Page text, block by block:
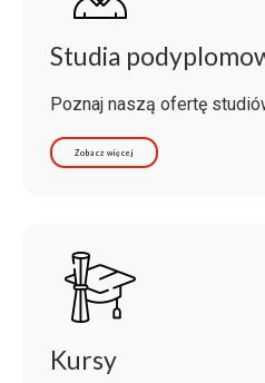
Studia
Poznaj naszą ofertę
Zobacz więcej
Kursy